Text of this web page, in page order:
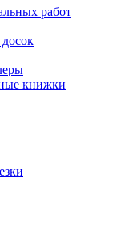
работ
книжки